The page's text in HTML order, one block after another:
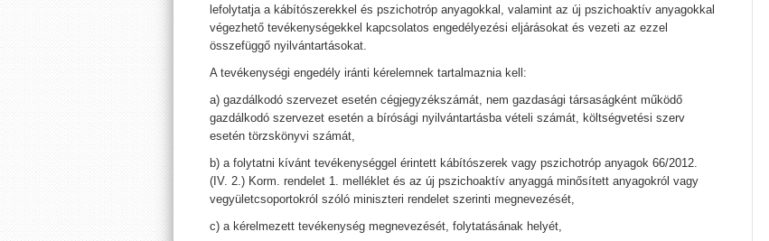
lefolytatja a kábítószerekkel és pszichotróp anyagokkal, valamint az új pszichoaktív anyagokkal
végezhető tevékenységekkel kapcsolatos engedélyezési eljárásokat és vezeti az ezzel
összefüggő nyilvántartásokat.
A tevékenységi engedély iránti kérelemnek tartalmaznia kell:
a) gazdálkodó szervezet esetén cégjegyzékszámát, nem gazdasági társaságként működő
gazdálkodó szervezet esetén a bírósági nyilvántartásba vételi számát, költségvetési szerv
esetén törzskönyvi számát,
b) a folytatni kívánt tevékenységgel érintett kábítószerek vagy pszichotróp anyagok 66/2012.
(IV. 2.) Korm. rendelet 1. melléklet és az új pszichoaktív anyaggá minősített anyagokról vagy
vegyületcsoportokról szóló miniszteri rendelet szerinti megnevezését,
c) a kérelmezett tevékenység megnevezését, folytatásának helyét,